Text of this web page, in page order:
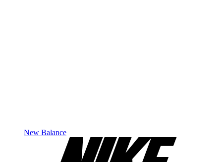
New Balance